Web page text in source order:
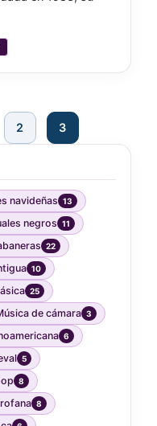
navideñas 13
negros 11
22
10
25
de cámara 3
6
5
8
8
2 3